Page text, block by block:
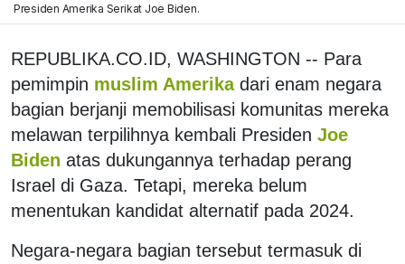
Presiden Amerika Serikat Joe Biden.
REPUBLIKA.CO.ID, WASHINGTON -- Para
pemimpin muslim Amerika dari enam negara
bagian berjanji memobilisasi komunitas mereka
melawan terpilihnya kembali Presiden Joe
Biden atas dukungannya terhadap perang
Israel di Gaza. Tetapi, mereka belum
menentukan kandidat alternatif pada 2024.
Negara-negara bagian tersebut termasuk di